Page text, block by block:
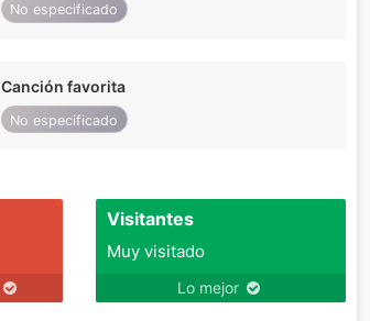
No especificado
Canción favorita
No especificado
Visitantes
Muy visitado
Lo mejor